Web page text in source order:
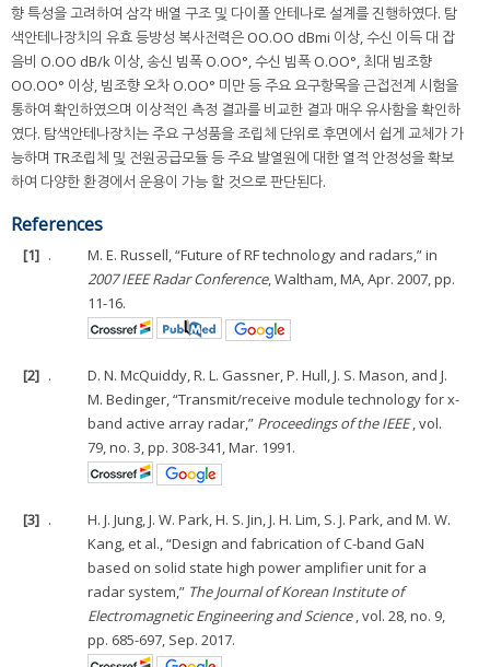
향 특성을 고려하여 삼각 배열 구조 및 다이폴 안테나로 설계를 진행하였다. 탐
색안테나장치의 유효 등방성 복사전력은 OO.OO dBmi 이상, 수신 이득 대 잡
음비 O.OO dB/k 이상, 송신 빔폭 O.OO°, 수신 빔폭 O.OO°, 최대 빔조향
OO.OO° 이상, 빔조향 오차 O.OO° 미만 등 주요 요구항목을 근접전계 시험을
통하여 확인하였으며 이상적인 측정 결과를 비교한 결과 매우 유사함을 확인하
였다. 탐색안테나장치는 주요 구성품을 조립체 단위로 후면에서 쉽게 교체가 가
능하며 TR조립체 및 전원공급모듈 등 주요 발열원에 대한 열적 안정성을 확보
하여 다양한 환경에서 운용이 가능 할 것으로 판단된다.
References
[1] .
M. E. Russell, “Future of RF technology and radars,” in
2007 IEEE Radar Conference, Waltham, MA, Apr. 2007, pp.
11-16.
[2] .
D. N. McQuiddy, R. L. Gassner, P. Hull, J. S. Mason, and J.
M. Bedinger, “Transmit/receive module technology for x-
band active array radar,” Proceedings of the IEEE , vol.
79, no. 3, pp. 308-341, Mar. 1991.
[3] .
H. J. Jung, J. W. Park, H. S. Jin, J. H. Lim, S. J. Park, and M. W.
Kang, et al., “Design and fabrication of C-band GaN
based on solid state high power amplifier unit for a
radar system,” The Journal of Korean Institute of
Electromagnetic Engineering and Science , vol. 28, no. 9,
pp. 685-697, Sep. 2017.